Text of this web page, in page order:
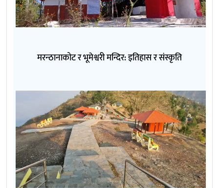
मरन्ठानाकोट र भूमेश्वरी मन्दिर: इतिहास र संस्कृति